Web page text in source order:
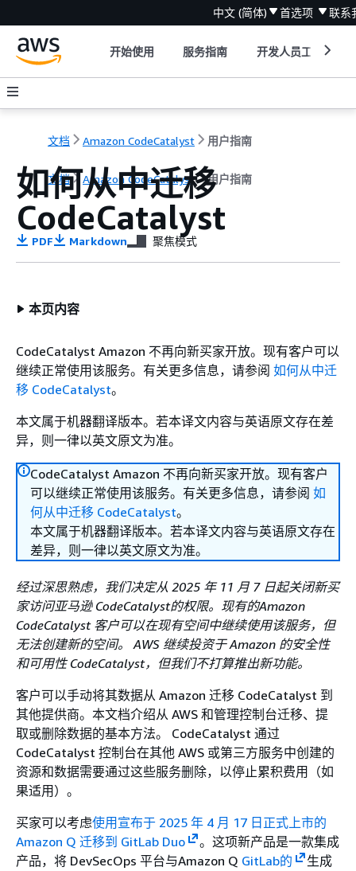
中文 (简体) 首选项 联系
开始使用 服务指南 开发人员工具
文档 Amazon CodeCatalyst 用户指南
文档 Amazon CodeCatalyst 用户指南
如何从中迁移
CodeCatalyst
PDF Markdown 聚焦模式
本页内容
CodeCatalyst Amazon 不再向新买家开放。现有客户可以
继续正常使用该服务。有关更多信息，请参阅 如何从中迁
移 CodeCatalyst。
本文属于机器翻译版本。若本译文内容与英语原文存在差
异，则一律以英文原文为准。
CodeCatalyst Amazon 不再向新买家开放。现有客户
可以继续正常使用该服务。有关更多信息，请参阅 如
何从中迁移 CodeCatalyst。
本文属于机器翻译版本。若本译文内容与英语原文存在
差异，则一律以英文原文为准。
经过深思熟虑，我们决定从 2025 年 11 月 7 日起关闭新买
家访问亚马逊 CodeCatalyst的权限。现有的Amazon
CodeCatalyst 客户可以在现有空间中继续使用该服务，但
无法创建新的空间。 AWS 继续投资于 Amazon 的安全性
和可用性 CodeCatalyst，但我们不打算推出新功能。
客户可以手动将其数据从 Amazon 迁移 CodeCatalyst 到
其他提供商。本文档介绍从 AWS 和管理控制台迁移、提
取或删除数据的基本方法。 CodeCatalyst 通过
CodeCatalyst 控制台在其他 AWS 或第三方服务中创建的
资源和数据需要通过这些服务删除，以停止累积费用（如
果适用）。
买家可以考虑使用宣布于 2025 年 4 月 17 日正式上市的
Amazon Q 迁移到 GitLab Duo
。这项新产品是一款集成
产品，将 DevSecOps 平台与Amazon Q GitLab的
生成